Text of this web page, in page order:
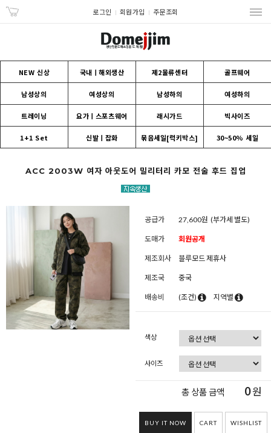
로그인 회원가입 주문조회
NEW 신상 국내ㅣ해외생산 제2물류센터 골프웨어
남성상의 여성상의 남성하의 여성하의
트레이닝 요가ㅣ스포츠웨어 래시가드 빅사이즈
1+1 Set 신발ㅣ잡화 묶음세일[럭키박스] 30~50% 세일
ACC 2003W 여자 아웃도어 밀리터리 카모 전술 후드 집업
공급가 27,600원 (부가세 별도)
도매가 회원공개
제조회사 블루모드 제휴사
제조국 중국
배송비 (조건) 지역별
색상
사이즈
총 상품 금액 0원
BUY IT NOW CART WISHLIST